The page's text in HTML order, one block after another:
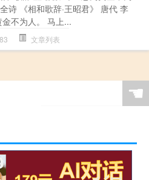
全诗 《相和歌辞·王昭君》 唐代 李
不为人。 马上...
83 文章列表
☚